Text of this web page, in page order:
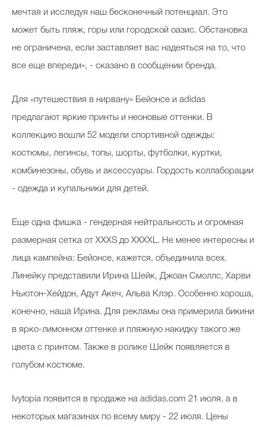
мечтая и исследуя наш бесконечный потенциал. Это
может быть пляж, горы или городской оазис. Обстановка
не ограничена, если заставляет вас надеяться на то, что
все еще впереди», - сказано в сообщении бренда.
Для «путешествия в нирвану» Бейонсе и adidas
предлагают яркие принты и неоновые оттенки. В
коллекцию вошли 52 модели спортивной одежды:
костюмы, легинсы, топы, шорты, футболки, куртки,
комбинезоны, обувь и аксессуары. Гордость коллаборации
- одежда и купальники для детей.
Еще одна фишка - гендерная нейтральность и огромная
размерная сетка от XXXS до XXXXL. Не менее интересны и
лица кампейна: Бейонсе, кажется, объединила всех.
Линейку представили Ирина Шейк, Джоан Смоллс, Харви
Ньютон-Хейдон, Адут Акеч, Альва Клэр. Особенно хороша,
конечно, наша Ирина. Для рекламы она примерила бикини
в ярко-лимонном оттенке и пляжную накидку такого же
цвета с принтом. Также в ролике Шейк появляется в
голубом костюме.
Ivytopia появится в продаже на adidas.com 21 июля, а в
некоторых магазинах по всему миру - 22 июля. Цены